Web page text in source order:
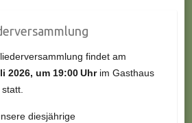
findet am
2026, um 19:00 Uhrim Gasthaus
diesjährige